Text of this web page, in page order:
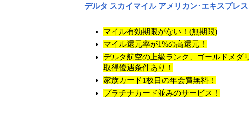
デルタ スカイマイル アメリカン･エキスプレ
マイル有効期限がない！(無期限)
マイル還元率が1%の高還元！
デルタ航空の上級ランク、ゴールドメダ
取得優遇条件あり！
家族カード1枚目の年会費無料！
プラチナカード並みのサービス！